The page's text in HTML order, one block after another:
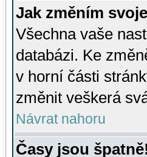
Jak změním
Všechna vaše
databázi. Ke
v horní části
změnit veškerá
Návrat nahoru
Časy jsou